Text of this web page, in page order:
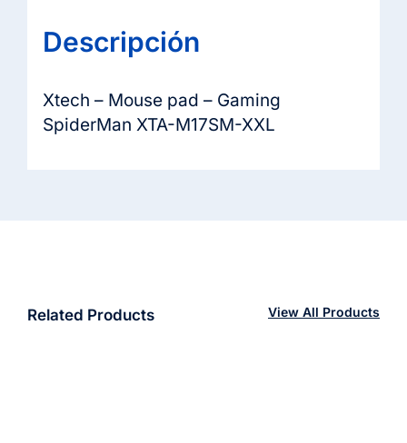
Descripción
Xtech – Mouse pad – Gaming
SpiderMan XTA-M17SM-XXL
Related Products View All Products